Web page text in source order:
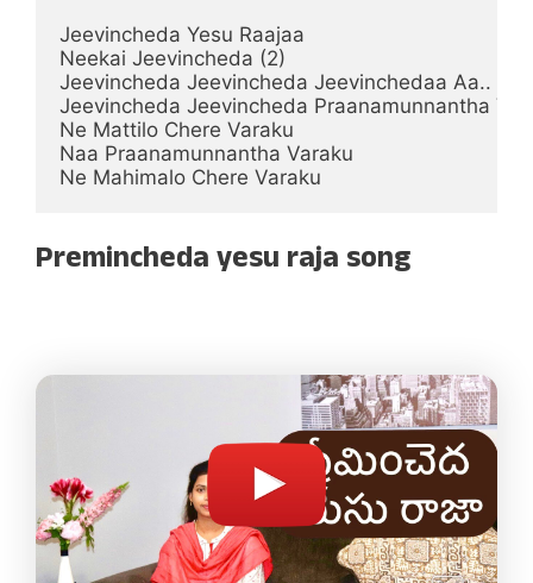
Jeevincheda Yesu Raajaa
Neekai Jeevincheda (2)
Jeevincheda Jeevincheda Jeevinchedaa Aa..
Jeevincheda Jeevincheda Praanamunnantha
Ne Mattilo Chere Varaku
Naa Praanamunnantha Varaku
Ne Mahimalo Chere Varaku
Premincheda yesu raja song